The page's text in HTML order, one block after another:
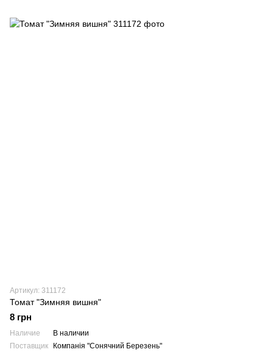
Артикул: 311172
Томат "Зимняя вишня"
8 грн
Наличие
В наличии
Поставщик
Компанія "Сонячний Березень"